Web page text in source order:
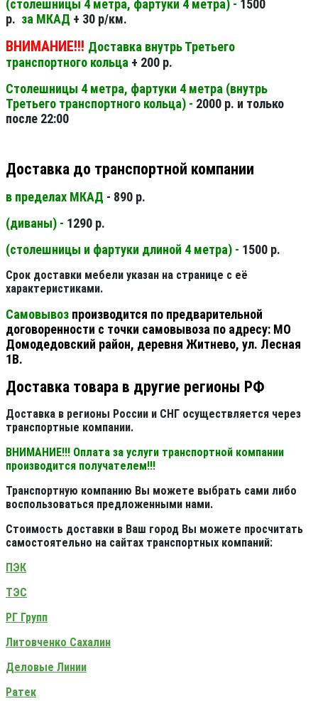
(столешницы 4 метра, фартуки 4 метра) - 1500
р. за МКАД + 30 р/км.
ВНИМАНИЕ!!! Доставка внутрь Третьего
транспортного кольца + 200 р.
Столешницы 4 метра, фартуки 4 метра (внутрь
Третьего транспортного кольца) - 2000 р. и только
после 22:00
Доставка до транспортной компании
в пределах МКАД - 890 р.
(диваны) - 1290 р.
(столешницы и фартуки длиной 4 метра) - 1500 р.
Срок доставки мебели указан на странице с её
характеристиками.
Самовывоз производится по предварительной
договоренности с точки самовывоза по адресу: МО
Домодедовский район, деревня Житнево, ул. Лесная
1В.
Доставка товара в другие регионы РФ
Доставка в регионы России и СНГ осуществляется через
транспортные компании.
ВНИМАНИЕ!!! Оплата за услуги транспортной компании
производится получателем!!!
Транспортную компанию Вы можете выбрать сами либо
воспользоваться предложенными нами.
Стоимость доставки в Ваш город Вы можете просчитать
самостоятельно на сайтах транспортных компаний:
ПЭК
ТЭС
РГ Групп
Литовченко Сахалин
Деловые Линии
Ратек